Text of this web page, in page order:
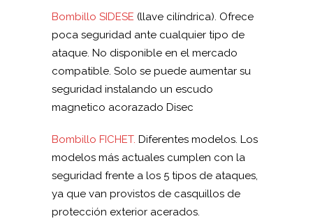
Bombillo SIDESE (llave cilíndrica). Ofrece
poca seguridad ante cualquier tipo de
ataque. No disponible en el mercado
compatible. Solo se puede aumentar su
seguridad instalando un escudo
magnetico acorazado Disec
Bombillo FICHET. Diferentes modelos. Los
modelos más actuales cumplen con la
seguridad frente a los 5 tipos de ataques,
ya que van provistos de casquillos de
protección exterior acerados.